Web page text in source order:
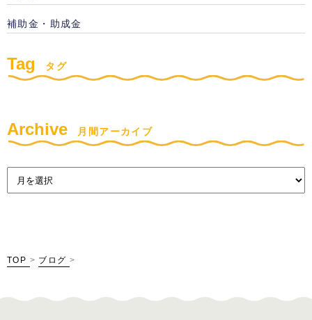
補助金・助成金
Tag タグ
Archive 月間アーカイブ
TOP > ブログ >